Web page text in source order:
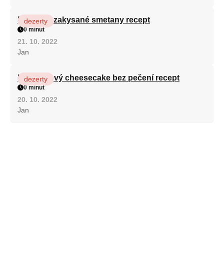
Fánky ze zakysané smetany recept
dezerty
0 minut
21. 10. 2022
Jan
Karamelový cheesecake bez pečení recept
dezerty
0 minut
20. 10. 2022
Jan